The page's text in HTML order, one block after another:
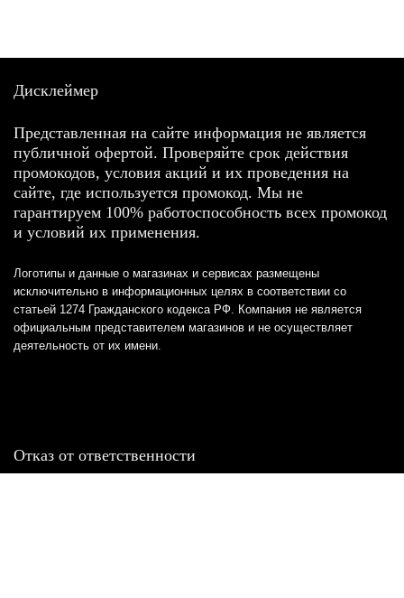
Дисклеймер
Представленная на сайте информация не является
публичной офертой. Проверяйте срок действия
промокодов, условия акций и их проведения на
сайте, где используется промокод. Мы не
гарантируем 100% работоспособность всех промокод
и условий их применения.
Логотипы и данные о магазинах и сервисах размещены
исключительно в информационных целях в соответствии со
статьей 1274 Гражданского кодекса РФ. Компания не является
официальным представителем магазинов и не осуществляет
деятельность от их имени.
Отказ от ответственности